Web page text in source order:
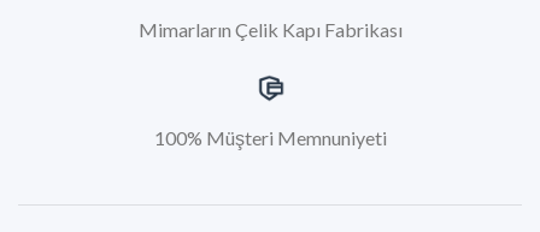
Mimarların Çelik Kapı Fabrikası
100% Müşteri Memnuniyeti